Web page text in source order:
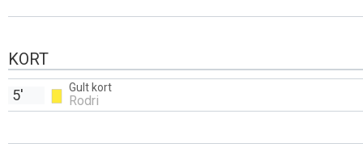
KORT
Gult kort
Rodri
5'